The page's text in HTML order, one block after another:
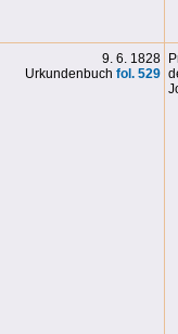
9. 6. 1828
Urkundenbuch fol. 529